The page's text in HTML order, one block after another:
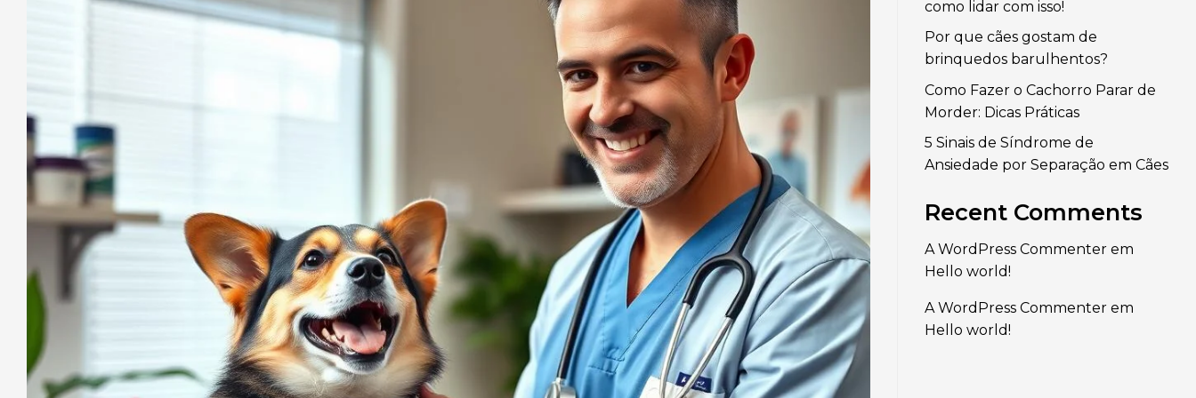
como lidar com isso!
Por que cães gostam de
brinquedos barulhentos?
Como Fazer o Cachorro Parar de
Morder: Dicas Práticas
5 Sinais de Síndrome de
Ansiedade por Separação em Cães
Recent Comments
A WordPress Commenter em
Hello world!
A WordPress Commenter em
Hello world!